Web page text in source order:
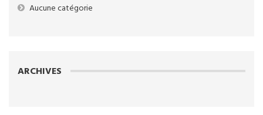
Aucune catégorie
ARCHIVES